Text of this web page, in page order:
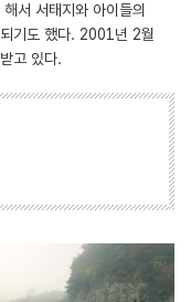
서 서태지와 아이들의
기도 했다. 2001년 2월
고 있다.